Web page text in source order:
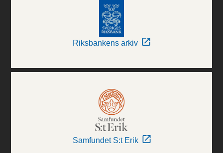
Riksbankens arkiv
Samfundet S:t Erik